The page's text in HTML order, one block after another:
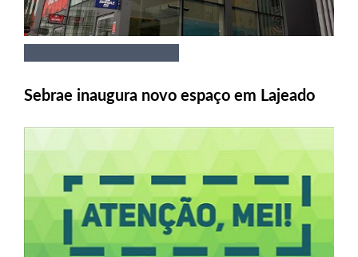
Sebrae inaugura novo espaço em Lajeado